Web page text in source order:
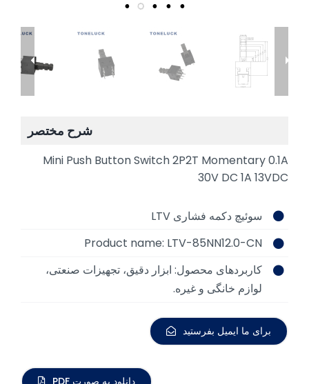
شرح مختصر
Mini Push Button Switch 2P2T Momentary 0.1A
30V DC 1A 13VDC
سوئیچ دکمه فشاری LTV
Product name: LTV-85NN12.0-CN
کاربردهای محصول: ابزار دقیق، تجهیزات صنعتی،
لوازم خانگی و غیره.
برای ما ایمیل بفرستید
دانلود به صورت PDF